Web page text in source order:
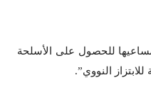
للحصول على الأسلحة
النووي”.